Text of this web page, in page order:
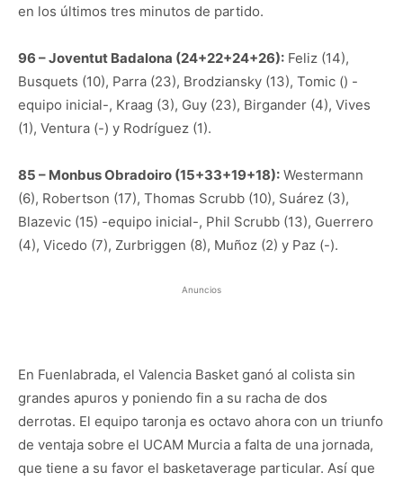
en los últimos tres minutos de partido.
96 – Joventut Badalona (24+22+24+26): Feliz (14),
Busquets (10), Parra (23), Brodziansky (13), Tomic () -
equipo inicial-, Kraag (3), Guy (23), Birgander (4), Vives
(1), Ventura (-) y Rodríguez (1).
85 – Monbus Obradoiro (15+33+19+18): Westermann
(6), Robertson (17), Thomas Scrubb (10), Suárez (3),
Blazevic (15) -equipo inicial-, Phil Scrubb (13), Guerrero
(4), Vicedo (7), Zurbriggen (8), Muñoz (2) y Paz (-).
Anuncios
En Fuenlabrada, el Valencia Basket ganó al colista sin
grandes apuros y poniendo fin a su racha de dos
derrotas. El equipo taronja es octavo ahora con un triunfo
de ventaja sobre el UCAM Murcia a falta de una jornada,
que tiene a su favor el basketaverage particular. Así que